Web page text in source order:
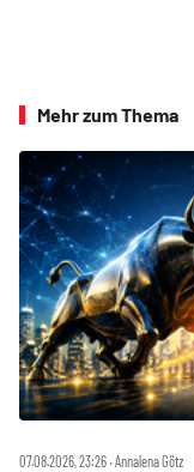
Mehr zum Thema
07.08.2026, 23:26 ‧ Annalena Götz